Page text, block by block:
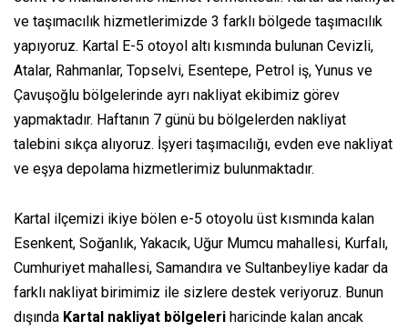
ve taşımacılık hizmetlerimizde 3 farklı bölgede taşımacılık
yapıyoruz. Kartal E-5 otoyol altı kısmında bulunan Cevizli,
Atalar, Rahmanlar, Topselvi, Esentepe, Petrol iş, Yunus ve
Çavuşoğlu bölgelerinde ayrı nakliyat ekibimiz görev
yapmaktadır. Haftanın 7 günü bu bölgelerden nakliyat
talebini sıkça alıyoruz. İşyeri taşımacılığı, evden eve nakliyat
ve eşya depolama hizmetlerimiz bulunmaktadır.
Kartal ilçemizi ikiye bölen e-5 otoyolu üst kısmında kalan
Esenkent, Soğanlık, Yakacık, Uğur Mumcu mahallesi, Kurfalı,
Cumhuriyet mahallesi, Samandıra ve Sultanbeyliye kadar da
farklı nakliyat birimimiz ile sizlere destek veriyoruz. Bunun
dışında Kartal nakliyat bölgeleri haricinde kalan ancak